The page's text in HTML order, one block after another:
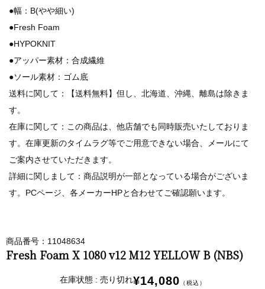
●幅：B(やや細い)
●Fresh Foam
●HYPOKNIT
●アッパー素材：合成繊維
●ソール素材：ゴム底
送料に関して：【送料無料】但し、北海道、沖縄、離島は除きま
す。
在庫に関して：この商品は、他店舗でも同時販売いたしておりま
す。在庫更新のタイムラグ等でご用意できない場合、メールにて
ご案内させていただきます。
詳細に関しまして：商品説明が一部となっている場合がございま
す。PCページ、各メーカーHPと合わせてご確認願います。
商品番号：11048634
Fresh Foam X 1080 v12 M12 YELLOW B (NBS)
在庫状態 : 売り切れ¥14,080 （税込）